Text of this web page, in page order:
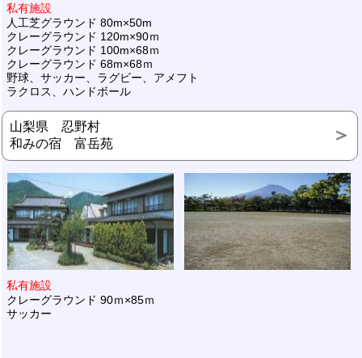
私有施設
人工芝グラウンド 80m×50m
クレーグラウンド 120m×90ｍ
クレーグラウンド 100m×68ｍ
クレーグラウンド 68m×68ｍ
野球、サッカー、ラグビー、アメフト
ラクロス、ハンドボール
山梨県 忍野村
和みの宿 富岳苑
私有施設
クレーグラウンド 90ｍ×85ｍ
サッカー